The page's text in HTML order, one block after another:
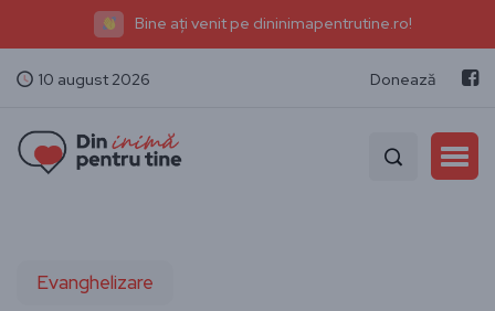
Bine ați venit pe dininimapentrutine.ro!
10 august 2026 Donează
Evanghelizare